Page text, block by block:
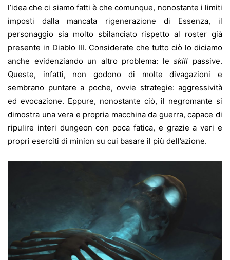
l’idea che ci siamo fatti è che comunque, nonostante i limiti
imposti dalla mancata rigenerazione di Essenza, il
personaggio sia molto sbilanciato rispetto al roster già
presente in Diablo III. Considerate che tutto ciò lo diciamo
anche evidenziando un altro problema: leskill passive.
Queste, infatti, non godono di molte divagazioni e
sembrano puntare a poche, ovvie strategie: aggressività
ed evocazione. Eppure, nonostante ciò, il negromante si
dimostra una vera e propria macchina da guerra, capace di
ripulire interi dungeon con poca fatica, e grazie a veri e
propri eserciti di minion su cui basare il più dell’azione.